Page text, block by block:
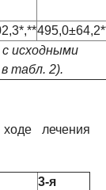
с исходными
табл. 2).
лечения
3-я